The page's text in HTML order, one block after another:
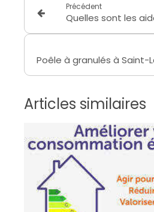
Précédent
Articles similaires